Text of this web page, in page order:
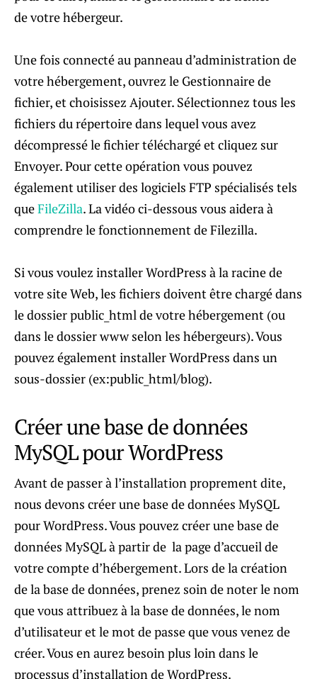
de votre hébergeur.
Une fois connecté au panneau d’administration de
votre hébergement, ouvrez le Gestionnaire de
fichier, et choisissez Ajouter. Sélectionnez tous les
fichiers du répertoire dans lequel vous avez
décompressé le fichier téléchargé et cliquez sur
Envoyer. Pour cette opération vous pouvez
également utiliser des logiciels FTP spécialisés tels
queFileZilla. La vidéo ci-dessous vous aidera à
comprendre le fonctionnement de Filezilla.
Si vous voulez installer WordPress à la racine de
votre site Web, les fichiers doivent être chargé dans
le dossier public_html de votre hébergement (ou
dans le dossier www selon les hébergeurs). Vous
pouvez également installer WordPress dans un
sous-dossier (ex:public_html/blog).
Créer une base de données
MySQL pour WordPress
Avant de passer à l’installation proprement dite,
nous devons créer une base de données MySQL
pour WordPress. Vous pouvez créer une base de
données MySQL à partir de la page d’accueil de
votre compte d’hébergement. Lors de la création
de la base de données, prenez soin de noter le nom
que vous attribuez à la base de données, le nom
d’utilisateur et le mot de passe que vous venez de
créer. Vous en aurez besoin plus loin dans le
processus d’installation de WordPress.